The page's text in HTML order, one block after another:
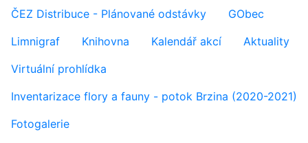
ČEZ Distribuce - Plánované odstávky
GObec
Limnigraf
Knihovna Kalendář akcí
Aktuality
Virtuální prohlídka
Inventarizace flory a fauny - potok Brzina (2020-2021)
Fotogalerie